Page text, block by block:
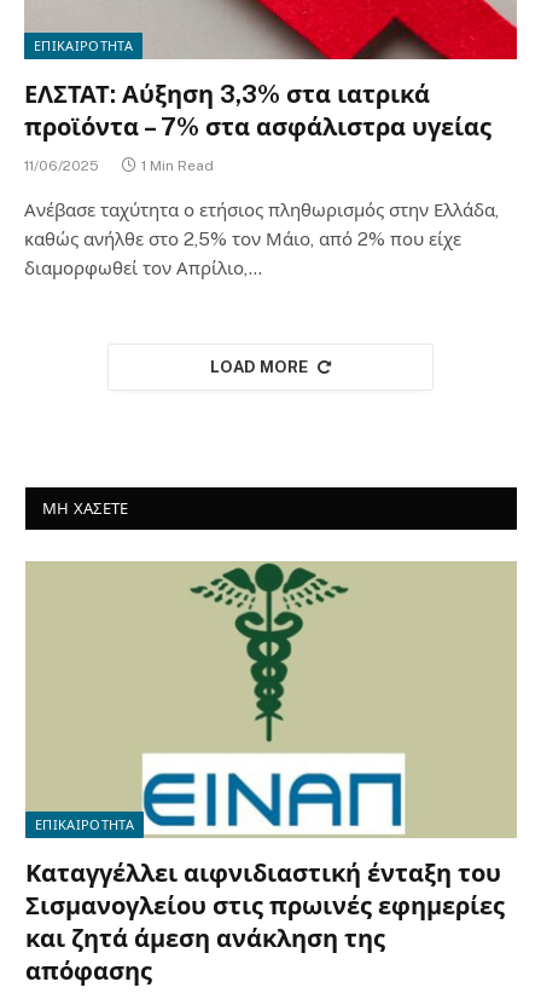
ΕΠΙΚΑΙΡΟΤΗΤΑ
ΕΛΣΤΑΤ: Αύξηση 3,3% στα ιατρικά
προϊόντα – 7% στα ασφάλιστρα υγείας
11/06/2025 1 Min Read
Ανέβασε ταχύτητα ο ετήσιος πληθωρισμός στην Ελλάδα,
καθώς ανήλθε στο 2,5% τον Μάιο, από 2% που είχε
διαμορφωθεί τον Απρίλιο,…
LOAD MORE
ΜΗ ΧΑΣΕΤΕ
ΕΠΙΚΑΙΡΟΤΗΤΑ
Καταγγέλλει αιφνιδιαστική ένταξη του
Σισμανογλείου στις πρωινές εφημερίες
και ζητά άμεση ανάκληση της
απόφασης